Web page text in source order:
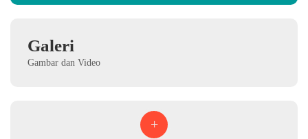
Galeri
Gambar dan Video
+